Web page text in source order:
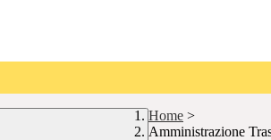
Home >
Amministrazione